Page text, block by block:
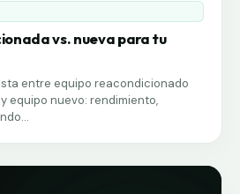
vs. nueva para tu
entre equipo reacondicionado
equipo nuevo: rendimiento,